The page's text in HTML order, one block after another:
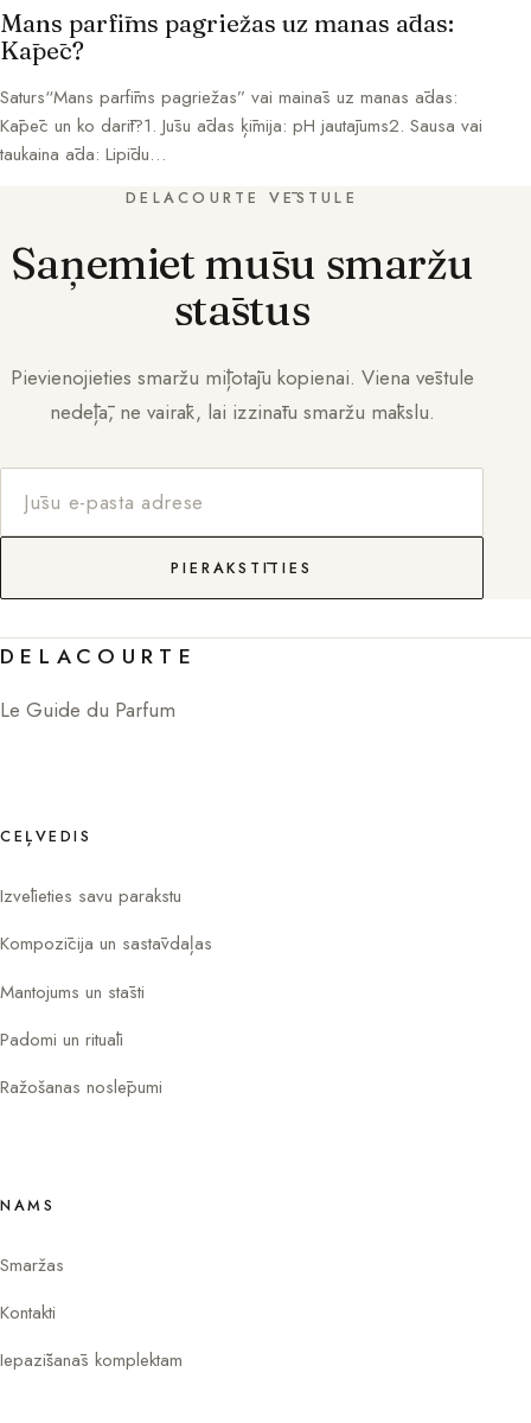
Mans parfīms pagriežas uz manas ādas:
Kāpēc?
Saturs“Mans parfīms pagriežas” vai mainās uz manas ādas:
Kāpēc un ko darīt?1. Jūsu ādas ķīmija: pH jautājums2. Sausa vai
taukaina āda: Lipīdu…
DELACOURTE VĒSTULE
Saņemiet mūsu smaržu
stāstus
Pievienojieties smaržu mīļotāju kopienai. Viena vēstule
nedēļā, ne vairāk, lai izzinātu smaržu mākslu.
PIERAKSTĪTIES
DELACOURTE
Le Guide du Parfum
CEĻVEDIS
Izvēlieties savu parakstu
Kompozīcija un sastāvdaļas
Mantojums un stāsti
Padomi un rituāli
Ražošanas noslēpumi
NAMS
Smaržas
Kontakti
Iepazīšanās komplektam